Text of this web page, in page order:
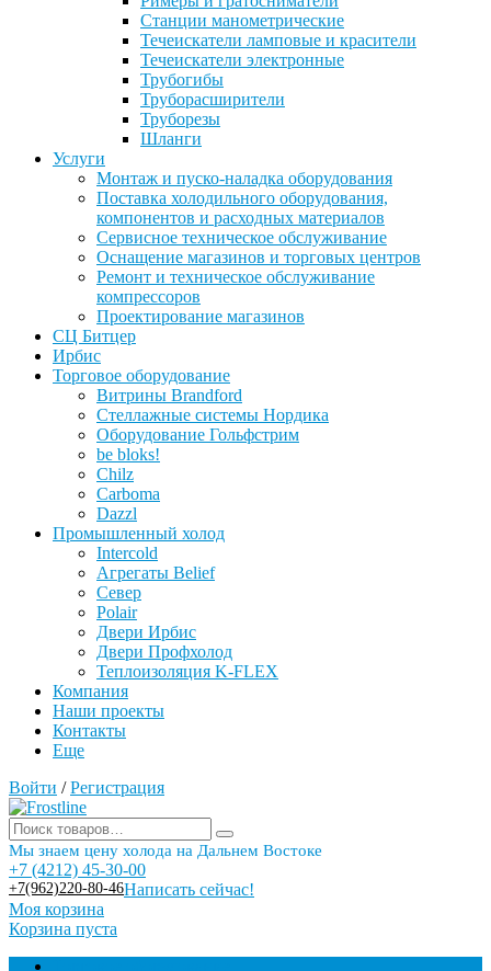
Станции манометрические
Течеискатели ламповые и красители
Течеискатели электронные
Трубогибы
Труборасширители
Труборезы
Шланги
Услуги
Монтаж и пуско-наладка оборудования
Поставка холодильного оборудования,
компонентов и расходных материалов
Сервисное техническое обслуживание
Оснащение магазинов и торговых центров
Ремонт и техническое обслуживание
компрессоров
Проектирование магазинов
СЦ Битцер
Ирбис
Торговое оборудование
Витрины Brandford
Стеллажные системы Нордика
Оборудование Гольфстрим
be bloks!
Chilz
Carboma
Dazzl
Промышленный холод
Intercold
Агрегаты Belief
Север
Polair
Двери Ирбис
Двери Профхолод
Теплоизоляция K-FLEX
Компания
Наши проекты
Контакты
Еще
Войти / Регистрация
Мы знаем цену холода на Дальнем Востоке
+7 (4212) 45-30-00
+7(962)220-80-46Написать сейчас!
Моя корзина
Корзина пуста